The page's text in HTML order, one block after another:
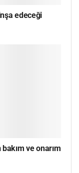
edeceği
ve onarım